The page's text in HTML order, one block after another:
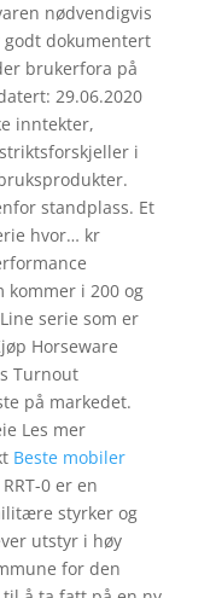
nødvendigvis
dokumentert
brukerfora på
29.06.2020
inntekter,
i
standplass. Et
hvor… kr
kommer i 200 og
serie som er
Horseware
Turnout
på markedet.
Les mer
Beste mobiler
0 er en
styrker og
utstyr i høy
for den